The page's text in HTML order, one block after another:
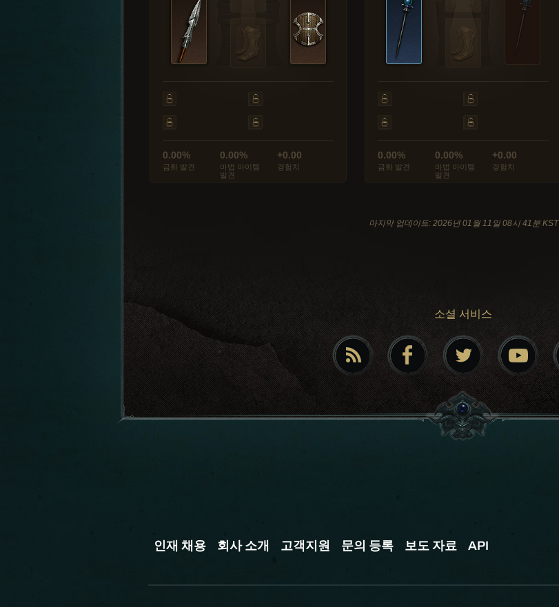
0.00%
금화 발견
0.00%
마법 아이템
발견
+0.00
경험치
0.00%
금화 발견
0.00%
마법 아이템
발견
+0.00
경험치
마지막 업데이트: 2026년 01월 11일 08시 41분 KST
소셜 서비스